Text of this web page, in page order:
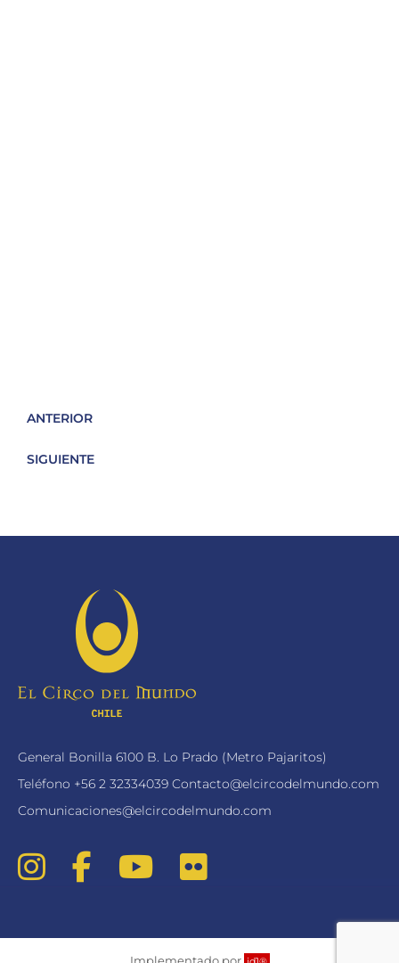
ANTERIOR
SIGUIENTE
General Bonilla 6100 B. Lo Prado (Metro Pajaritos)
Teléfono +56 2 32334039 Contacto@elcircodelmundo.com
Comunicaciones@elcircodelmundo.com